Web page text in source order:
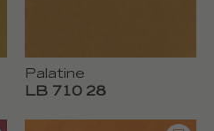
Palatine
LB 710 28